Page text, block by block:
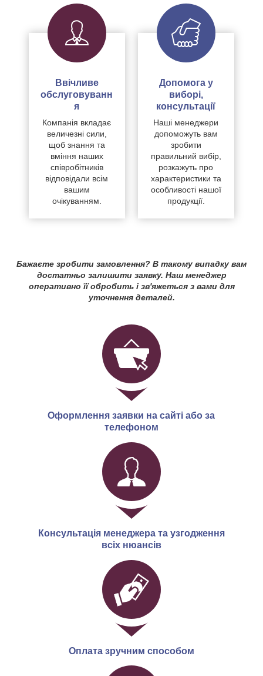
Ввічливе
обслуговуванн
я
Компанія вкладає
величезні сили,
щоб знання та
вміння наших
співробітників
відповідали всім
вашим
очікуванням.
Допомога у
виборі,
консультації
Наші менеджери
допоможуть вам
зробити
правильний вибір,
розкажуть про
характеристики та
особливості нашої
продукції.
Бажаєте зробити замовлення? В такому випадку вам
достатньо залишити заявку. Наш менеджер
оперативно її обробить і зв'яжеться з вами для
уточнення деталей.
Оформлення заявки на сайті або за
телефоном
Консультація менеджера та узгодження
всіх нюансів
Оплата зручним способом